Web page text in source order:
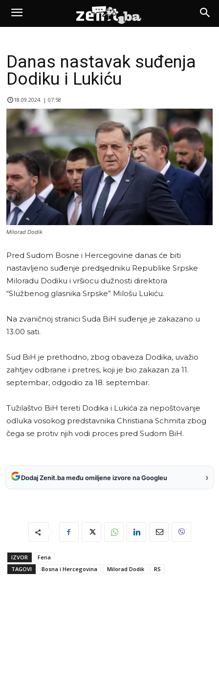
Danas nastavak suđenja
Dodiku i Lukiću
18.09.2024. | 07:58
Milorad Dodik
Pred Sudom Bosne i Hercegovine danas će biti
nastavljeno suđenje predsjedniku Republike Srpske
Miloradu Dodiku i vršiocu dužnosti direktora
“Službenog glasnika Srpske” Milošu Lukiću.
Na zvaničnoj stranici Suda BiH suđenje je zakazano u
13.00 sati.
Sud BiH je prethodno, zbog obaveza Dodika, uvažio
zahtjev odbrane i pretres, koji je bio zakazan za 11.
septembar, odgodio za 18. septembar.
Tužilaštvo BiH tereti Dodika i Lukića za nepoštovanje
odluka vosokog predstavnika Christiana Schmita zbog
čega se protiv njih vodi proces pred Sudom BiH.
Dodaj Zenit.ba među omiljene izvore na Googleu ›
IZVOR
Fena
TAGOVI
Bosna i Hercegovina Milorad Dodik RS